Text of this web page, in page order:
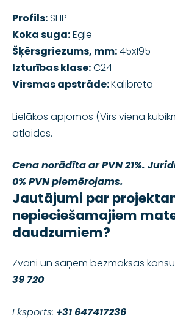
Jautājumi par
nepieciešamajiem
daudzumiem?
Zvani un saņem bezmaksas
39 720
Eksports: +31 647417236
Profils:SHP
Koka suga:Egle
Šķērsgriezums, mm:45x195
Izturības klase:C24
Virsmas apstrāde:Kalibrēta
Lielākos apjomos (Virs viena
atlaides.
Cena norādīta ar PVN 21%.
0% PVN piemērojams.